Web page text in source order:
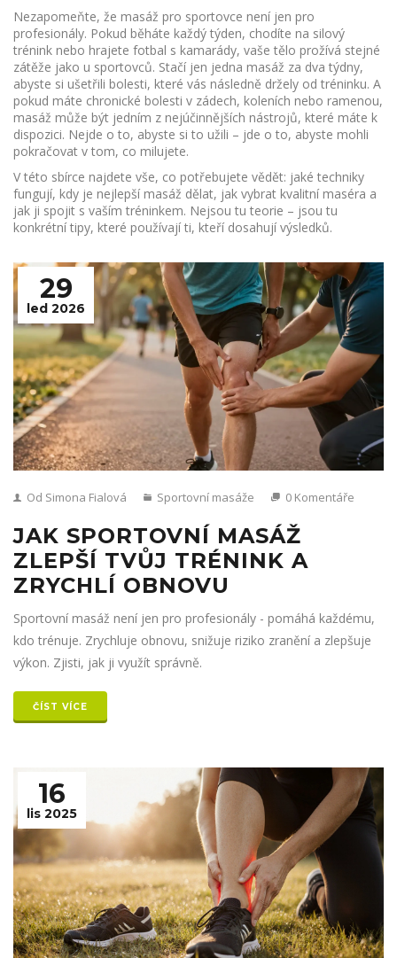
Nezapomeňte, že masáž pro sportovce není jen pro
profesionály. Pokud běháte každý týden, chodíte na silový
trénink nebo hrajete fotbal s kamarády, vaše tělo prožívá stejné
zátěže jako u sportovců. Stačí jen jedna masáž za dva týdny,
abyste si ušetřili bolesti, které vás následně držely od tréninku. A
pokud máte chronické bolesti v zádech, koleních nebo ramenou,
masáž může být jedním z nejúčinnějších nástrojů, které máte k
dispozici. Nejde o to, abyste si to užili – jde o to, abyste mohli
pokračovat v tom, co milujete.
V této sbírce najdete vše, co potřebujete vědět: jaké techniky
fungují, kdy je nejlepší masáž dělat, jak vybrat kvalitní maséra a
jak ji spojit s vaším tréninkem. Nejsou tu teorie – jsou tu
konkrétní tipy, které používají ti, kteří dosahují výsledků.
29
led 2026
Od Simona Fialová Sportovní masáže 0 Komentáře
JAK SPORTOVNÍ MASÁŽ
ZLEPŠÍ TVŮJ TRÉNINK A
ZRYCHLÍ OBNOVU
Sportovní masáž není jen pro profesionály - pomáhá každému,
kdo trénuje. Zrychluje obnovu, snižuje riziko zranění a zlepšuje
výkon. Zjisti, jak ji využít správně.
ČÍST VÍCE
16
lis 2025